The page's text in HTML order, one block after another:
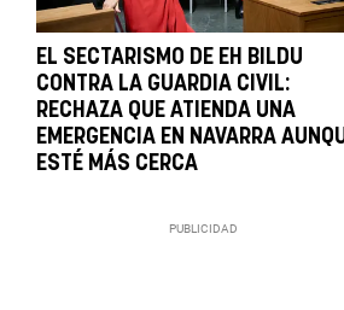
EL SECTARISMO DE EH BILDU
CONTRA LA GUARDIA CIVIL:
RECHAZA QUE ATIENDA UNA
EMERGENCIA EN NAVARRA
ESTÉ MÁS CERCA